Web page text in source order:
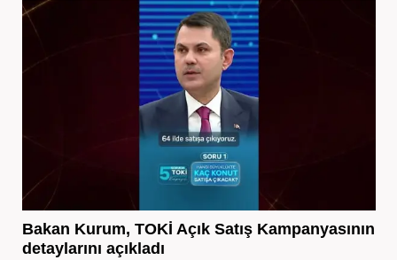
Bakan Kurum, TOKİ Açık Satış Kampanyasının
detaylarını açıkladı